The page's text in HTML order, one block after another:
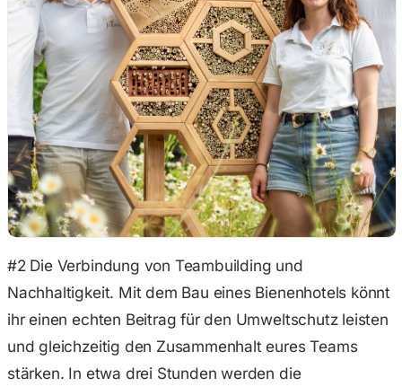
#2 Die Verbindung von Teambuilding und
Nachhaltigkeit. Mit dem Bau eines Bienenhotels könnt
ihr einen echten Beitrag für den Umweltschutz leisten
und gleichzeitig den Zusammenhalt eures Teams
stärken. In etwa drei Stunden werden die